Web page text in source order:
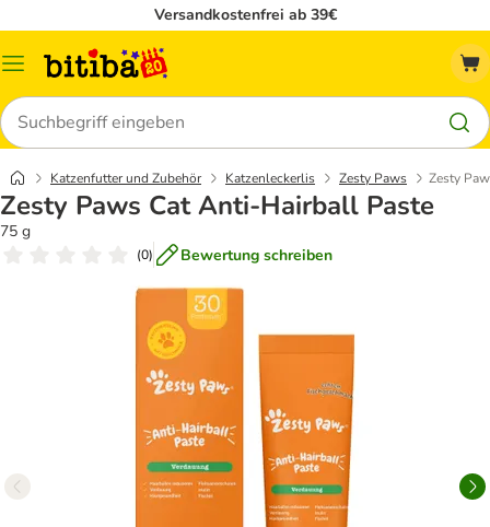
Versandkostenfrei ab 39€
Menü
Suchen
Katzenfutter und Zubehör Katzenleckerlis Zesty Paws Zesty
Zesty Paws Cat Anti-Hairball Paste
75 g
(0) Bewertung schreiben